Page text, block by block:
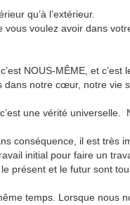
qu’à l’extérieur.
voulez avoir dans
NOUS-MÊME, et
notre cœur, notre vie
une vérité
conséquence, il est très
initial pour faire un
présent et le futur sont
temps. Lorsque nous